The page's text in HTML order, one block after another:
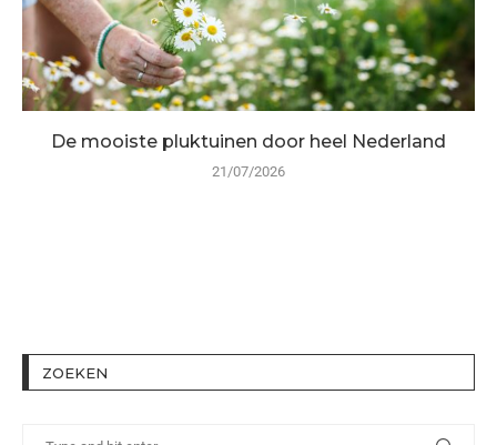
De mooiste pluktuinen door heel Nederland
21/07/2026
ZOEKEN